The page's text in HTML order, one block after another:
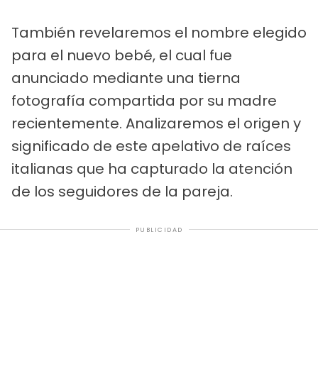
También revelaremos el nombre elegido
para el nuevo bebé, el cual fue
anunciado mediante una tierna
fotografía compartida por su madre
recientemente. Analizaremos el origen y
significado de este apelativo de raíces
italianas que ha capturado la atención
de los seguidores de la pareja.
PUBLICIDAD